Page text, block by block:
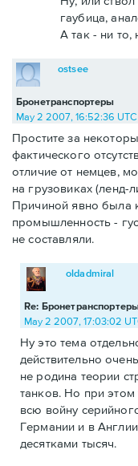
гаубица,
А так - ни то,
Бронетранспортеры
ostsee
May 2 2007, 16:52:36 UTC
Простите за
фактического
отличие от немцев,
на грузовиках (ленд-
Причиной явно была
промышленность -
не составляли.
Re:
oldadmiral
May 2 2007, 17:03:02
Ну это тема
действительно
не родина теории
танков. Но при этом
всю войну
Германии и в
десятками тысяч.